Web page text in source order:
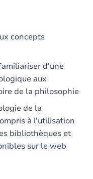
concepts
d'une
aux
de la philosophie
de la
à l'utilisation
bibliothèques et
sur le web